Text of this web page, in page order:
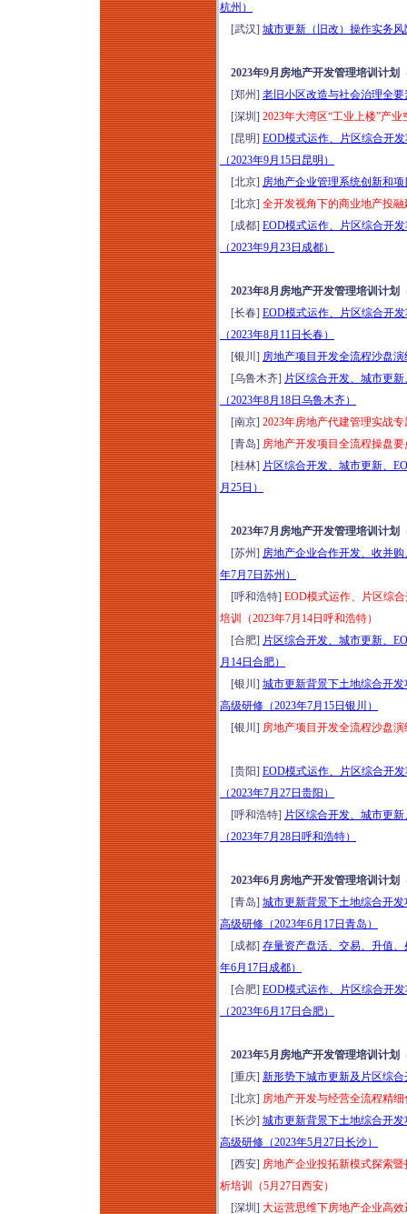
城市更新运营思维模
式全流程风险防范解
析与操盘实践分享培
训（2026年8月14-15
日武汉）
城市更新项目落地操
盘实战方案班（2026
年8月14-16日成都）
走进天津：深研全首
层架空新模式-金茂、
绿城、保利、中海等
经典项目研学（2026
年8月14-15日）
走进永威服务：深研
高品质物业实践落地
做法和经验（2026年
8月14-15日郑州）
新清单计价标准与施
工合同司法解释
（二）（征求意见
稿）深度解读暨建设
工程合同风险点、结
算、索赔、审计、财
评及司法鉴定审理实
务专题培训（2026年
8月14日哈尔滨）
2026小体量商业运营
提效与营收增量实战
特训班（8月15-16日
成都）
优秀物业管理项目经
理训练营（2026年8
月15-16日成都）
2026年工程挂靠、建
筑劳务税务稽查高频
风险应对及税负合规
构建培训（8月15-16
日成都）
建工司法解释（二）
新规深度研判与风控
维权实战研修（2026
年8月15-16日郑州）
走进银川，区域标杆
房企经典项目考察，
吃透长效运营逻辑
（2026年8月15-16
日）
杭州）
[武汉] 城市更新（旧改）操作实务
2023年9月房地产开发管理培训计划
[郑州] 老旧小区改造与社会治理全
[深圳] 2023年大湾区“工业上楼”产
[昆明] EOD模式运作、片区综合开
（2023年9月15日昆明）
[北京] 房地产企业管理系统创新和
[北京] 全开发视角下的商业地产投
[成都] EOD模式运作、片区综合开
（2023年9月23日成都）
2023年8月房地产开发管理培训计划
[长春] EOD模式运作、片区综合开
（2023年8月11日长春）
[银川] 房地产项目开发全流程沙盘
[乌鲁木齐] 片区综合开发、城市更
（2023年8月18日乌鲁木齐）
[南京] 2023年房地产代建管理实战
[青岛] 房地产开发项目全流程操盘
[桂林] 片区综合开发、城市更新、
月25日）
2023年7月房地产开发管理培训计划
[苏州] 房地产企业合作开发、收并
年7月7日苏州）
[呼和浩特] EOD模式运作、片区综
培训（2023年7月14日呼和浩特）
[合肥] 片区综合开发、城市更新、
月14日合肥）
[银川] 城市更新背景下土地综合开
高级研修（2023年7月15日银川）
[银川] 房地产项目开发全流程沙盘
[贵阳] EOD模式运作、片区综合开
（2023年7月27日贵阳）
[呼和浩特] 片区综合开发、城市更
（2023年7月28日呼和浩特）
2023年6月房地产开发管理培训计划
[青岛] 城市更新背景下土地综合开
高级研修（2023年6月17日青岛）
[成都] 存量资产盘活、交易、升值
年6月17日成都）
[合肥] EOD模式运作、片区综合开
（2023年6月17日合肥）
2023年5月房地产开发管理培训计划
[重庆] 新形势下城市更新及片区综
[北京] 房地产开发与经营全流程精
[长沙] 城市更新背景下土地综合开
高级研修（2023年5月27日长沙）
[西安] 房地产企业投拓新模式探索
析培训（5月27日西安）
[深圳] 大运营思维下房地产企业高